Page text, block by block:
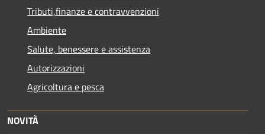
Tributi,finanze e contravvenzioni
Ambiente
Salute, benessere e assistenza
Autorizzazioni
Agricoltura e pesca
NOVITÀ